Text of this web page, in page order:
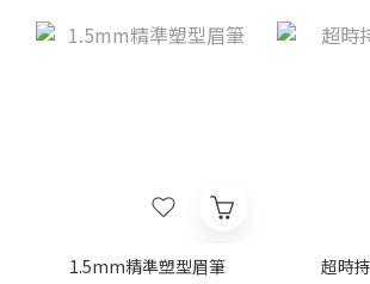
1.5mm精準塑型眉筆
超時